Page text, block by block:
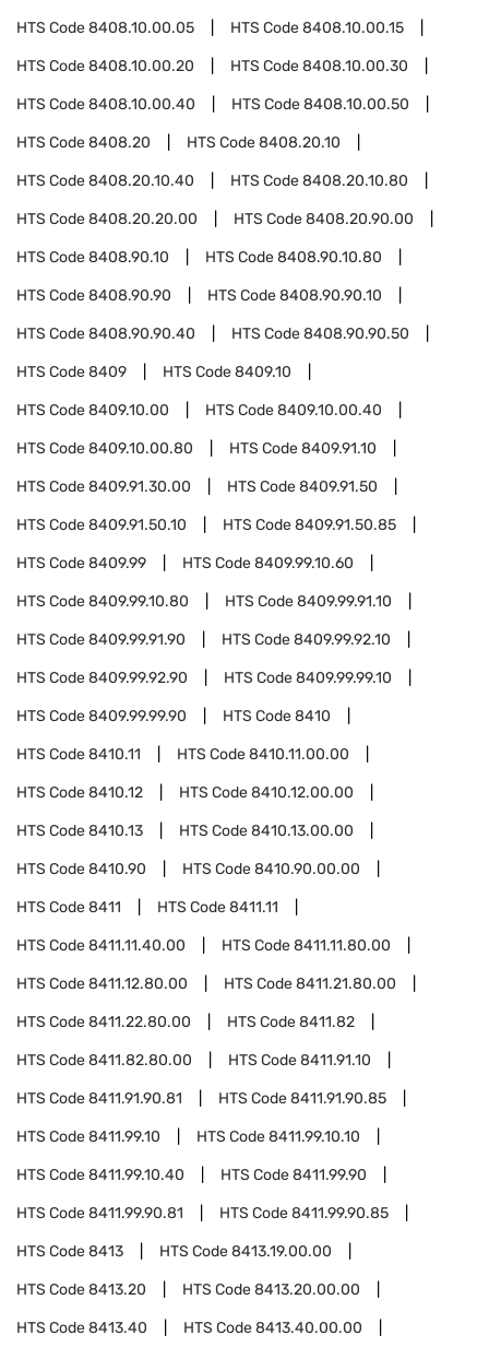
HTS Code8408.10.00.05 HTS Code8408.10.00.15
HTS Code8408.10.00.20 HTS Code8408.10.00.30
HTS Code8408.10.00.40 HTS Code8408.10.00.50
HTS Code8408.20 HTS Code8408.20.10
HTS Code8408.20.10.40 HTS Code8408.20.10.80
HTS Code8408.20.20.00 HTS Code8408.20.90.00
HTS Code8408.90.10 HTS Code8408.90.10.80
HTS Code8408.90.90 HTS Code8408.90.90.10
HTS Code8408.90.90.40 HTS Code8408.90.90.50
HTS Code8409 HTS Code8409.10
HTS Code8409.10.00 HTS Code8409.10.00.40
HTS Code8409.10.00.80 HTS Code8409.91.10
HTS Code8409.91.30.00 HTS Code8409.91.50
HTS Code8409.91.50.10 HTS Code8409.91.50.85
HTS Code8409.99 HTS Code8409.99.10.60
HTS Code8409.99.10.80 HTS Code8409.99.91.10
HTS Code8409.99.91.90 HTS Code8409.99.92.10
HTS Code8409.99.92.90 HTS Code8409.99.99.10
HTS Code8409.99.99.90 HTS Code8410
HTS Code8410.11 HTS Code8410.11.00.00
HTS Code8410.12 HTS Code8410.12.00.00
HTS Code8410.13 HTS Code8410.13.00.00
HTS Code8410.90 HTS Code8410.90.00.00
HTS Code8411 HTS Code8411.11
HTS Code8411.11.40.00 HTS Code8411.11.80.00
HTS Code8411.12.80.00 HTS Code8411.21.80.00
HTS Code8411.22.80.00 HTS Code8411.82
HTS Code8411.82.80.00 HTS Code8411.91.10
HTS Code8411.91.90.81 HTS Code8411.91.90.85
HTS Code8411.99.10 HTS Code8411.99.10.10
HTS Code8411.99.10.40 HTS Code8411.99.90
HTS Code8411.99.90.81 HTS Code8411.99.90.85
HTS Code8413 HTS Code8413.19.00.00
HTS Code8413.20 HTS Code8413.20.00.00
HTS Code8413.40 HTS Code8413.40.00.00